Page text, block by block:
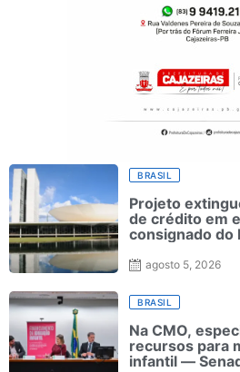
BRASIL
Projeto
de crédito em
consignado do
agosto 5, 2026
BRASIL
Na CMO,
recursos para
infantil —